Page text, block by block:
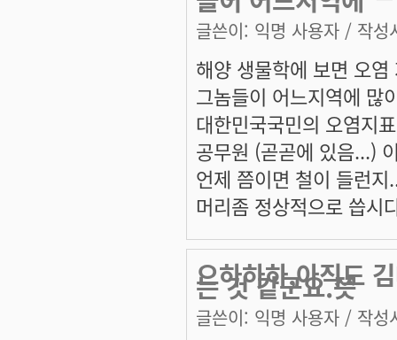
글쓴이: 익명 사용자 / 작성
해양 생물학에 보면 오
그놈들이 어느지역에 많
대한민국국민의 오염지
공무원 (곧곧에 있음...)
언제 쯤이면 철이 들런
머리좀 정상적으로 씁시
으하하하,아직도
는 것 같군요.쯧
글쓴이: 익명 사용자 / 작성